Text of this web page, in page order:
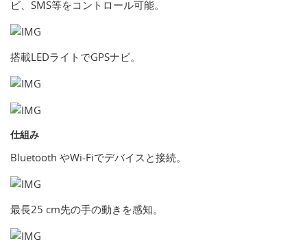
ビ、SMS等をコントロール可能。
搭載LEDライトでGPSナビ。
仕組み
Bluetooth やWi-Fiでデバイスと接続。
最長25 cm先の手の動きを感知。